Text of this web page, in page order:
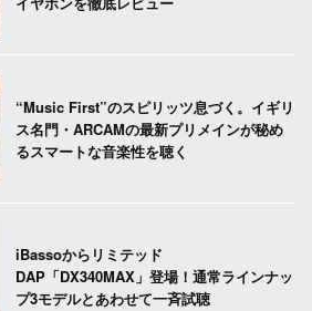
“Music First”のスピリッツ息づく。イギリ
ス名門・ARCAMの最新プリメインが秘め
るスマートな音楽性を聴く
iBassoからリミテッド
DAP「DX340MAX」登場！通常ラインナッ
プ3モデルとあわせて一斉試聴